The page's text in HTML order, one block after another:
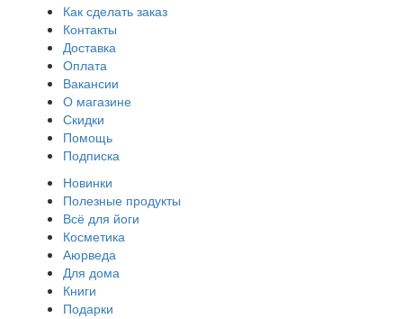
Как сделать заказ
Контакты
Доставка
Оплата
Вакансии
О магазине
Скидки
Помощь
Подписка
Новинки
Полезные продукты
Всё для йоги
Косметика
Аюрведа
Для дома
Книги
Подарки